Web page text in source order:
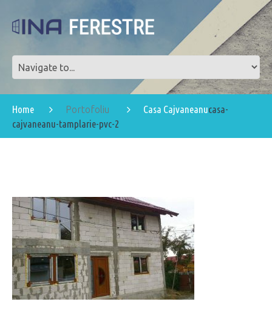
Home Portofoliu Casa Cajvaneanucasa-
cajvaneanu-tamplarie-pvc-2